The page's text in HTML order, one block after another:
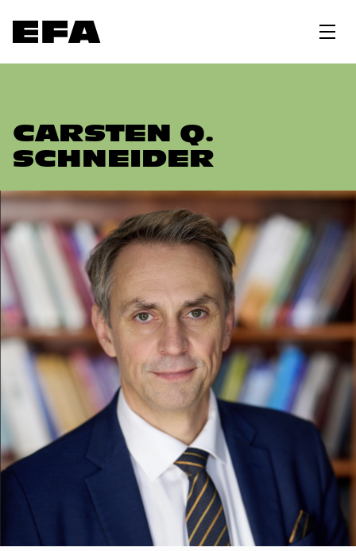
CARSTEN Q.
SCHNEIDER